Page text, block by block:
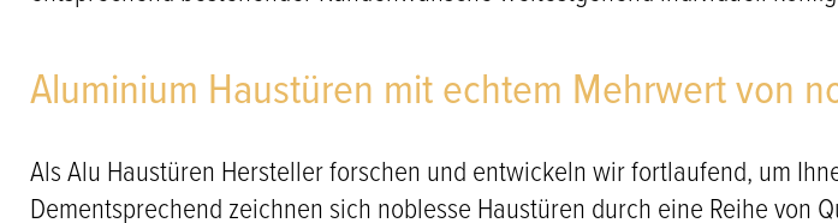
Aluminium Haustüren mit echtem Mehrwert von
Als Alu Haustüren Hersteller forschen und entwickeln wir fortlaufend, um
Dementsprechend zeichnen sich noblesse Haustüren durch eine Reihe von